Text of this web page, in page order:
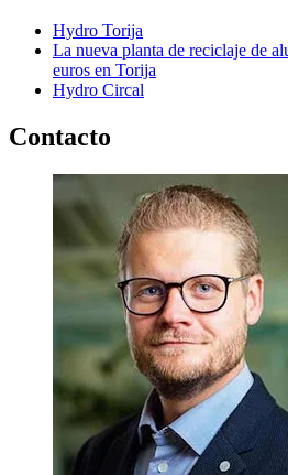
Hydro Torija
La nueva planta de reciclaje de
euros en Torija
Hydro Circal
Contacto